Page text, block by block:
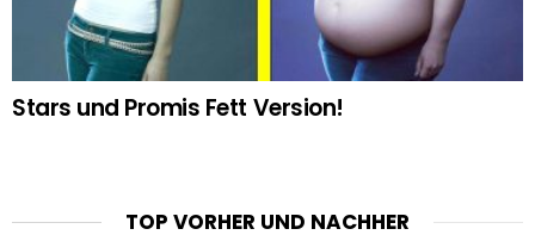
Stars und Promis Fett Version!
TOP VORHER UND NACHHER